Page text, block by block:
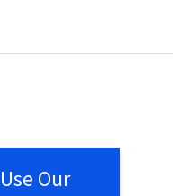
Our